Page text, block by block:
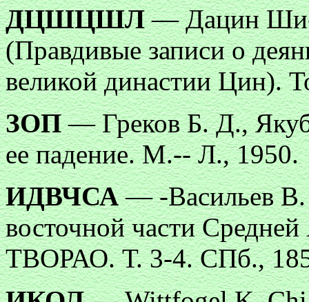
ДЦШЦШЛ— Дацин Ши-
(Правдивые записи о
великой династии Цин).
ЗОП— Греков Б. Д.,
ее падение. М.-- Л., 1950.
ИДВЧСА— -Васильев В.
восточной части
ТВОРАО. Т. 3-4. СПб.,